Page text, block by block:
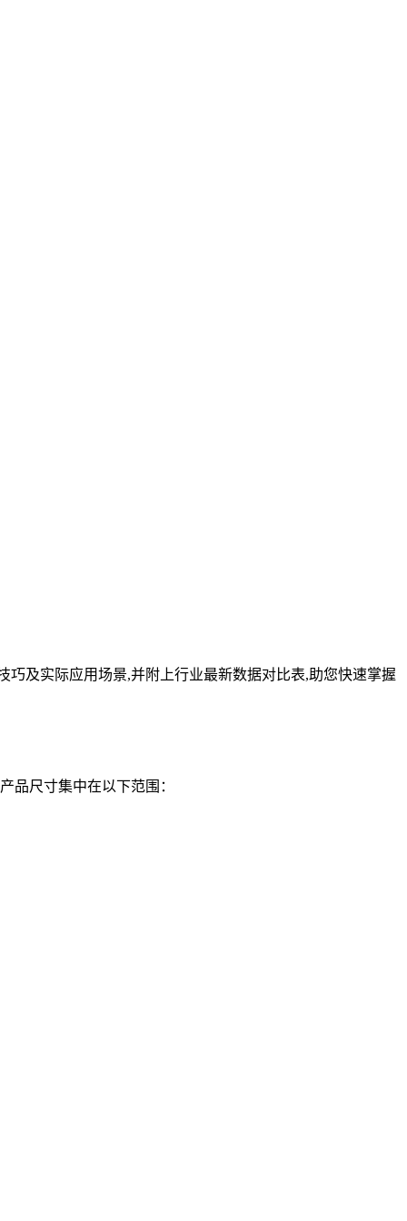
及实际应用场景,并附上行业最新数据对比表,助您快速掌握
品尺寸集中在以下范围：